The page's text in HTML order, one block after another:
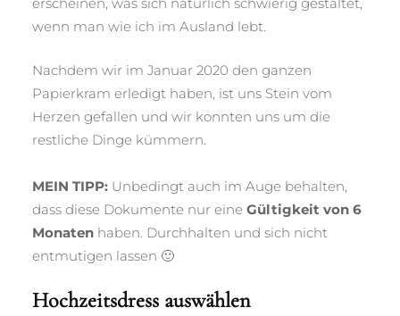
wenn man wie ich im Ausland lebt.
Nachdem wir im Januar 2020 den ganzen
Papierkram erledigt haben, ist uns Stein vom
Herzen gefallen und wir konnten uns um die
restliche Dinge kümmern.
MEIN TIPP: Unbedingt auch im Auge behalten,
dass diese Dokumente nur eineGültigkeit von 6
Monaten haben. Durchhalten und sich nicht
entmutigen lassen 🙂
Hochzeitsdress auswählen